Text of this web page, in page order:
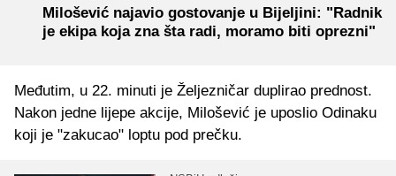
Milošević najavio gostovanje u Bijeljini: "Radnik
je ekipa koja zna šta radi, moramo biti oprezni"
Međutim, u 22. minuti je Željezničar duplirao prednost.
Nakon jedne lijepe akcije, Milošević je uposlio Odinaku
koji je "zakucao" loptu pod prečku.